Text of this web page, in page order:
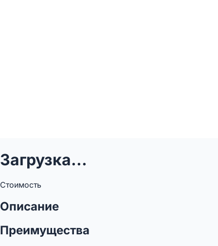
Загрузка...
Стоимость
Описание
Преимущества